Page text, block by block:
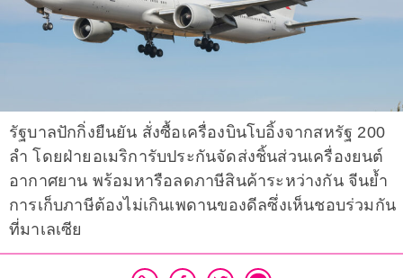
รัฐบาลปักกิ่งยืนยัน สั่งซื้อเครื่องบินโบอิ้งจากสหรัฐ 200
ลำ โดยฝ่ายอเมริการับประกันจัดส่งชิ้นส่วนเครื่องยนต์
อากาศยาน พร้อมหารือลดภาษีสินค้าระหว่างกัน จีนย้ำ
การเก็บภาษีต้องไม่เกินเพดานของดีลซึ่งเห็นชอบร่วมกัน
ที่มาเลเซีย